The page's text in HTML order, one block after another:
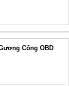
Cổng OBD